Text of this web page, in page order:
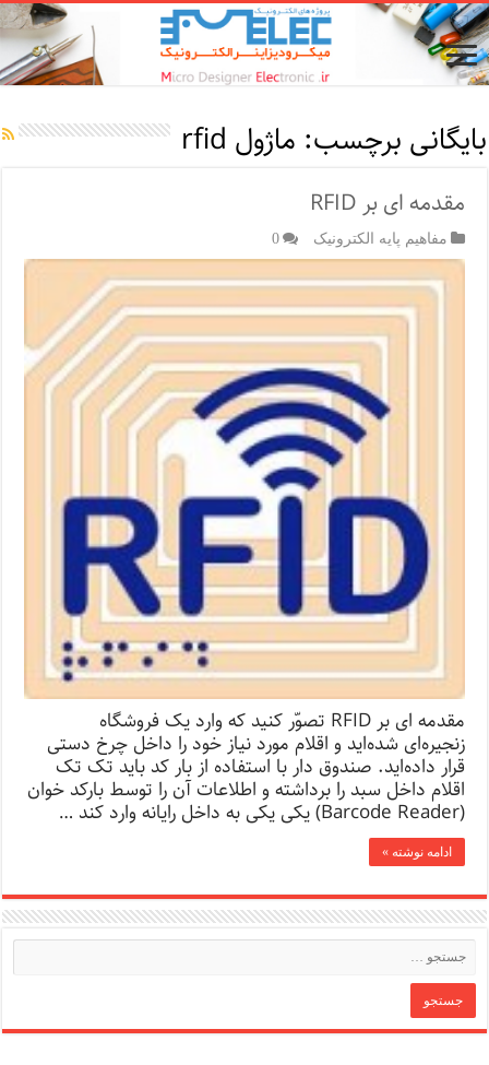
بایگانی برچسب: ماژول rfid
مقدمه ای بر RFID
مفاهیم پایه الکترونیک 0
مقدمه ای بر RFID تصوّر کنید که وارد یک فروشگاه
زنجیره‌ای شده‌اید و اقلام مورد نیاز خود را داخل چرخ دستی
قرار داده‌اید. صندوق دار با استفاده از بار کد باید تک تک
اقلام داخل سبد را برداشته و اطلاعات آن را توسط بارکد خوان
(Barcode Reader) یکی یکی به داخل رایانه وارد کند …
ادامه نوشته »